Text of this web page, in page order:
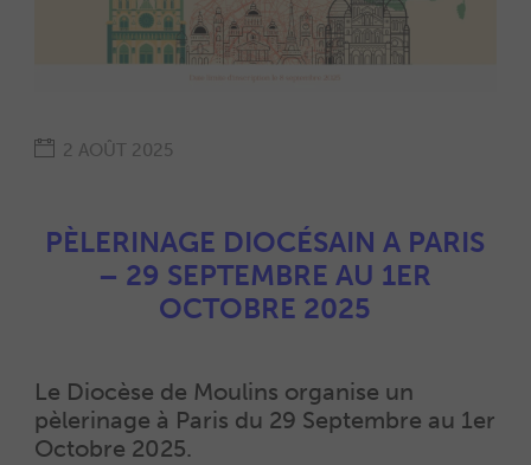
2 AOÛT 2025
PÈLERINAGE DIOCÉSAIN A PARIS
– 29 SEPTEMBRE AU 1ER
OCTOBRE 2025
Le Diocèse de Moulins organise un
pèlerinage à Paris du 29 Septembre au 1er
Octobre 2025.